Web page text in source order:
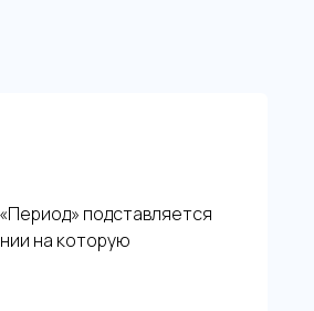
подставляется
на которую